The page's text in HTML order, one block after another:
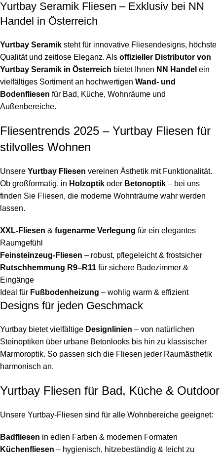
Yurtbay Seramik Fliesen – Exklusiv bei NN
Handel in Österreich
Yurtbay Seramik steht für innovative Fliesendesigns, höchste
Qualität und zeitlose Eleganz. Als offizieller Distributor von
Yurtbay Seramik in Österreich bietet Ihnen NN Handel ein
vielfältiges Sortiment an hochwertigen Wand- und
Bodenfliesen für Bad, Küche, Wohnräume und
Außenbereiche.
Fliesentrends 2025 – Yurtbay Fliesen für
stilvolles Wohnen
Unsere Yurtbay Fliesen vereinen Ästhetik mit Funktionalität.
Ob großformatig, in Holzoptik oder Betonoptik – bei uns
finden Sie Fliesen, die moderne Wohnträume wahr werden
lassen.
XXL-Fliesen & fugenarme Verlegung für ein elegantes
Raumgefühl
Feinsteinzeug-Fliesen – robust, pflegeleicht & frostsicher
Rutschhemmung R9–R11 für sichere Badezimmer &
Eingänge
Ideal für Fußbodenheizung – wohlig warm & effizient
Designs für jeden Geschmack
Yurtbay bietet vielfältige Designlinien – von natürlichen
Steinoptiken über urbane Betonlooks bis hin zu klassischer
Marmoroptik. So passen sich die Fliesen jeder Raumästhetik
harmonisch an.
Yurtbay Fliesen für Bad, Küche & Outdoor
Unsere Yurtbay-Fliesen sind für alle Wohnbereiche geeignet:
Badfliesen in edlen Farben & modernen Formaten
Küchenfliesen – hygienisch, hitzebeständig & leicht zu